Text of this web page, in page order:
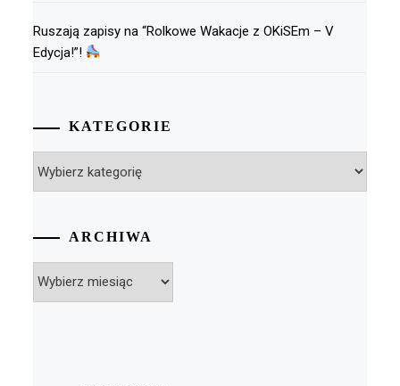
Ruszają zapisy na “Rolkowe Wakacje z OKiSEm – V
Edycja!”!
KATEGORIE
ARCHIWA